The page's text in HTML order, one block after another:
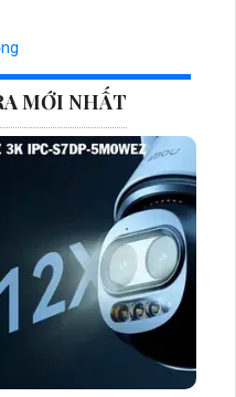
MỚI NHẤT